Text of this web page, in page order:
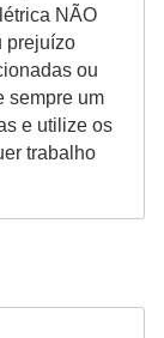
NÃO
prejuízo
ou
sempre um
e utilize os
trabalho